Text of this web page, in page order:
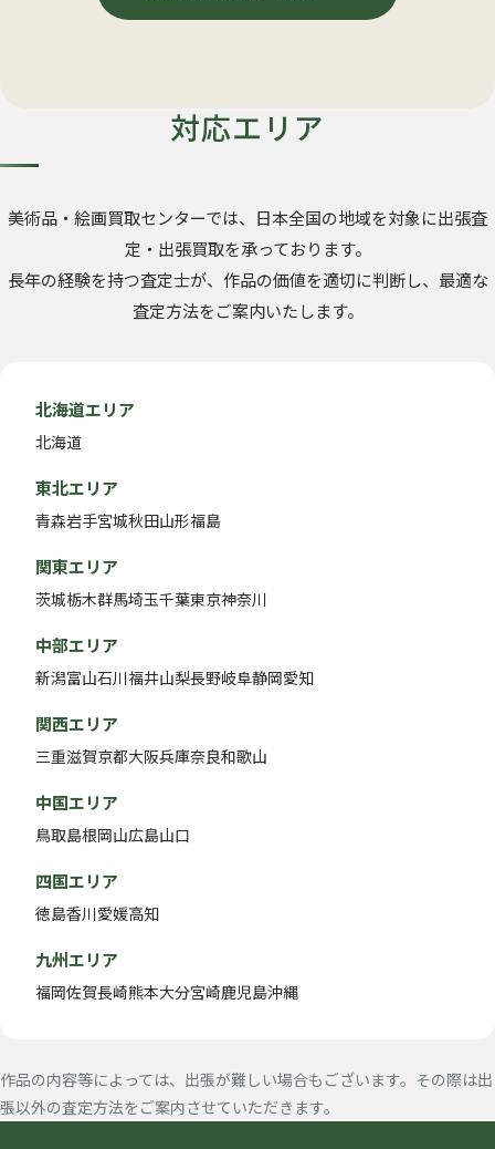
対応エリア
美術品・絵画買取センターでは、日本全国の地域を対象に出張査
定・出張買取を承っております。
長年の経験を持つ査定士が、作品の価値を適切に判断し、最適な
査定方法をご案内いたします。
北海道エリア
北海道
東北エリア
青森岩手宮城秋田山形福島
関東エリア
茨城栃木群馬埼玉千葉東京神奈川
中部エリア
新潟富山石川福井山梨長野岐阜静岡愛知
関西エリア
三重滋賀京都大阪兵庫奈良和歌山
中国エリア
鳥取島根岡山広島山口
四国エリア
徳島香川愛媛高知
九州エリア
福岡佐賀長崎熊本大分宮崎鹿児島沖縄
作品の内容等によっては、出張が難しい場合もございます。その際は出
張以外の査定方法をご案内させていただきます。